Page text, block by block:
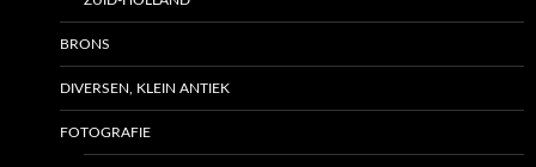
BRONS
DIVERSEN, KLEIN ANTIEK
FOTOGRAFIE